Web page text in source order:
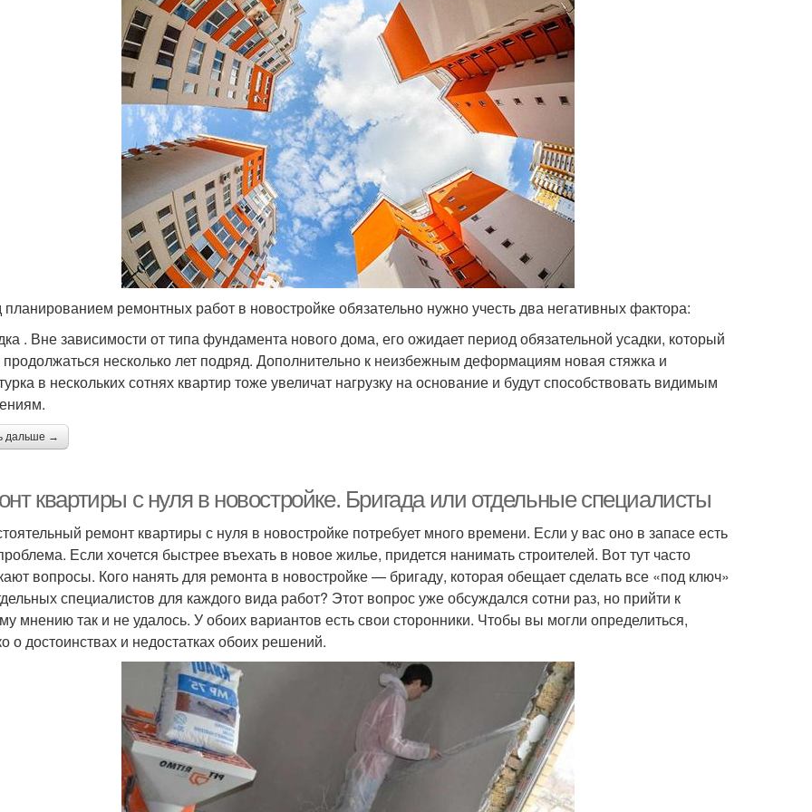
ремонтных работ в новостройке обязательно нужно учесть два негативных фактора:
. Вне зависимости от типа фундамента нового дома, его ожидает период обязательной усадки, который
несколько лет подряд. Дополнительно к неизбежным деформациям новая стяжка и
в нескольких сотнях квартир тоже увеличат нагрузку на основание и будут способствовать видимым
дальше →
квартиры с нуля в новостройке. Бригада или отдельные специалисты
ремонт квартиры с нуля в новостройке потребует много времени. Если у вас оно в запасе есть
Если хочется быстрее въехать в новое жилье, придется нанимать строителей. Вот тут часто
вопросы. Кого нанять для ремонта в новостройке — бригаду, которая обещает сделать все «под ключ»
специалистов для каждого вида работ? Этот вопрос уже обсуждался сотни раз, но прийти к
мнению так и не удалось. У обоих вариантов есть свои сторонники. Чтобы вы могли определиться,
о достоинствах и недостатках обоих решений.